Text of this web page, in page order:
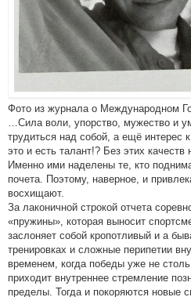
Фото из журнала о Международном
…Сила воли, упорство, мужество и
трудиться над собой, а ещё интерес
это и есть талант!? Без этих качеств
Именно ими наделены те, кто
почета. Поэтому, наверное, и
восхищают.
За лаконичной строкой отчета
«пружины», которая выносит
заслоняет собой кропотливый и а
тренировках и сложные перипетии
временем, когда победы уже не
приходит внутреннее стремление
пределы. Тогда и покоряются новые